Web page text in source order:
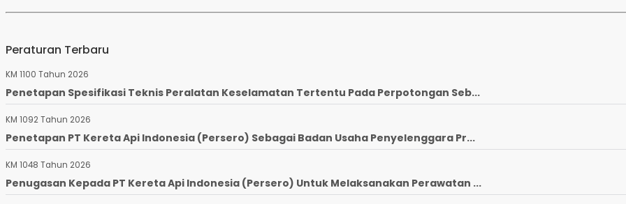
Peraturan Terbaru
KM 1100 Tahun 2026
Penetapan Spesifikasi Teknis Peralatan Keselamatan Tertentu Pada Perpotongan Seb...
KM 1092 Tahun 2026
Penetapan PT Kereta Api Indonesia (Persero) Sebagai Badan Usaha Penyelenggara Pr...
KM 1048 Tahun 2026
Penugasan Kepada PT Kereta Api Indonesia (Persero) Untuk Melaksanakan Perawatan ...